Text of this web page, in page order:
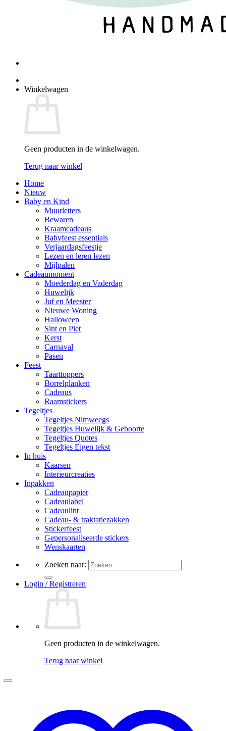
Winkelwagen
Geen producten in de winkelwagen.
Terug naar winkel
Home
Nieuw
Baby en Kind
Muurletters
Bewaren
Kraamcadeaus
Babyfeest essentials
Verjaardagsfeestje
Lezen en leren lezen
Mijlpalen
Cadeaumoment
Moederdag en Vaderdag
Huwelijk
Juf en Meester
Nieuwe Woning
Halloween
Sint en Piet
Kerst
Carnaval
Pasen
Feest
Taarttoppers
Borrelplanken
Cadeaus
Raamstickers
Tegeltjes
Tegeltjes Nimweegs
Tegeltjes Huwelijk & Geboorte
Tegeltjes Quotes
Tegeltjes Eigen tekst
In huis
Kaarsen
Interieurcreaties
Inpakken
Cadeaupapier
Cadeaulabel
Cadeaulint
Cadeau- & traktatiezakken
Stickerfeest
Gepersonaliseerde stickers
Wenskaarten
Zoeken naar:
Login / Registreren
Geen producten in de winkelwagen.
Terug naar winkel